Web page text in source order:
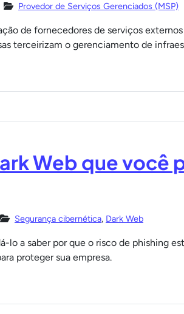
Provedor de Serviços Gerenciados (MSP)
de fornecedores de serviços
terceirizam o gerenciamento de
Web que você
Segurança cibernética, Dark Web
lo a saber por que o risco de phishing
proteger sua empresa.